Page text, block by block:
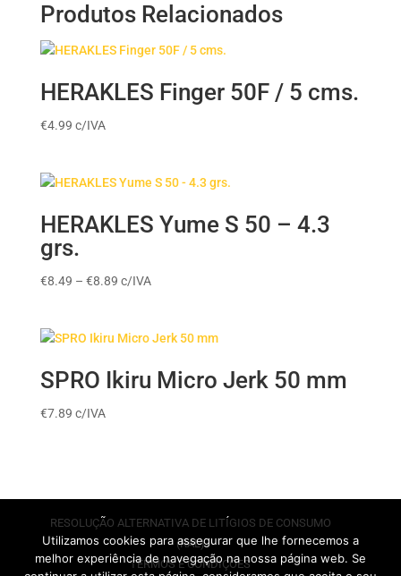
Produtos Relacionados
HERAKLES Finger 50F / 5 cms.
€4.99 c/IVA
HERAKLES Yume S 50 – 4.3
grs.
€8.49 – €8.89Price
through
c/IVA
SPRO Ikiru Micro Jerk 50 mm
€7.89 c/IVA
RESOLUÇÃO ALTERNATIVA DE LITÍGIOS DE CONSUMO
(RAL)
TERMOS E CONDIÇÕES
Utilizamos cookies para assegurar que lhe fornecemos a
melhor experiência de navegação na nossa página web. Se